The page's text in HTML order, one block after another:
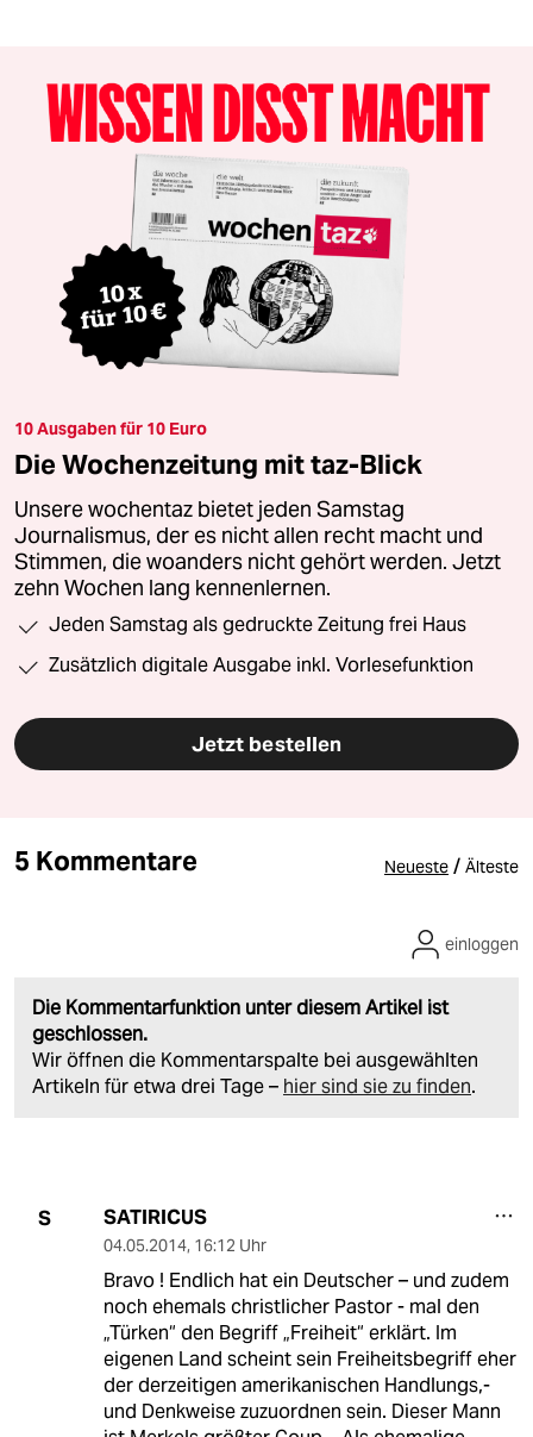
10 Ausgaben für 10 Euro
Die Wochenzeitung mit taz-Blick
Unsere wochentaz bietet jeden Samstag
Journalismus, der es nicht allen recht macht und
Stimmen, die woanders nicht gehört werden. Jetzt
zehn Wochen lang kennenlernen.
Jeden Samstag als gedruckte Zeitung frei Haus
Zusätzlich digitale Ausgabe inkl. Vorlesefunktion
Jetzt bestellen
5 Kommentare Neueste / Älteste
Die Kommentarfunktion unter diesem Artikel ist
geschlossen.
Wir öffnen die Kommentarspalte bei ausgewählten
Artikeln für etwa drei Tage – hier sind sie zu finden.
einloggen
S SATIRICUS
04.05.2014, 16:12 Uhr
Bravo ! Endlich hat ein Deutscher – und zudem
noch ehemals christlicher Pastor - mal den
„Türken“ den Begriff „Freiheit“ erklärt. Im
eigenen Land scheint sein Freiheitsbegriff eher
der derzeitigen amerikanischen Handlungs,-
und Denkweise zuzuordnen sein. Dieser Mann